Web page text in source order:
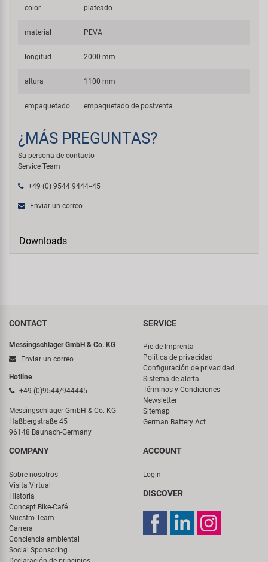
color plateado
material PEVA
longitud 2000 mm
altura 1100 mm
empaquetado empaquetado de postventa
¿MÁS PREGUNTAS?
Su persona de contacto
Service Team
+49 (0) 9544 9444--45
Enviar un correo
Downloads
CONTACT
Messingschlager GmbH & Co. KG
Enviar un correo
Hotline
+49 (0)9544/944445
Messingschlager GmbH & Co. KG
Haßbergstraße 45
96148 Baunach-Germany
SERVICE
Pie de Imprenta
Política de privacidad
Configuración de privacidad
Sistema de alerta
Términos y Condiciones
Newsletter
Sitemap
German Battery Act
COMPANY
Sobre nosotros
Visita Virtual
Historia
Concept Bike-Café
Nuestro Team
Carrera
Conciencia ambiental
Social Sponsoring
ACCOUNT
Login
DISCOVER